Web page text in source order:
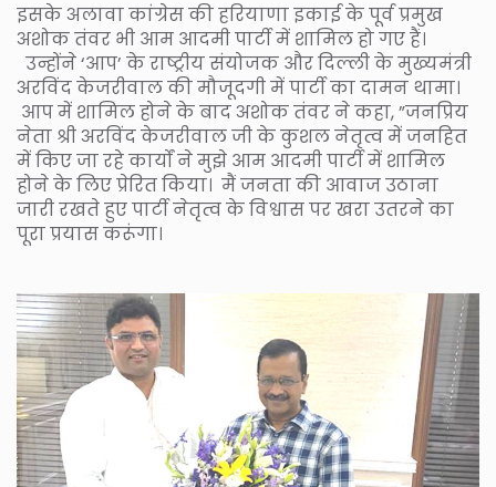
इसके अलावा कांग्रेस की हरियाणा इकाई के पूर्व प्रमुख
अशोक तंवर भी आम आदमी पार्टी में शामिल हो गए हैं।
उन्होंने ‘आप’ के राष्ट्रीय संयोजक और दिल्ली के मुख्यमंत्री
अरविंद केजरीवाल की मौजूदगी में पार्टी का दामन थामा।
आप में शामिल होने के बाद अशोक तंवर ने कहा, ”जनप्रिय
नेता श्री अरविंद केजरीवाल जी के कुशल नेतृत्व में जनहित
में किए जा रहे कार्यों ने मुझे आम आदमी पार्टी में शामिल
होने के लिए प्रेरित किया। मैं जनता की आवाज उठाना
जारी रखते हुए पार्टी नेतृत्व के विश्वास पर खरा उतरने का
पूरा प्रयास करूंगा।